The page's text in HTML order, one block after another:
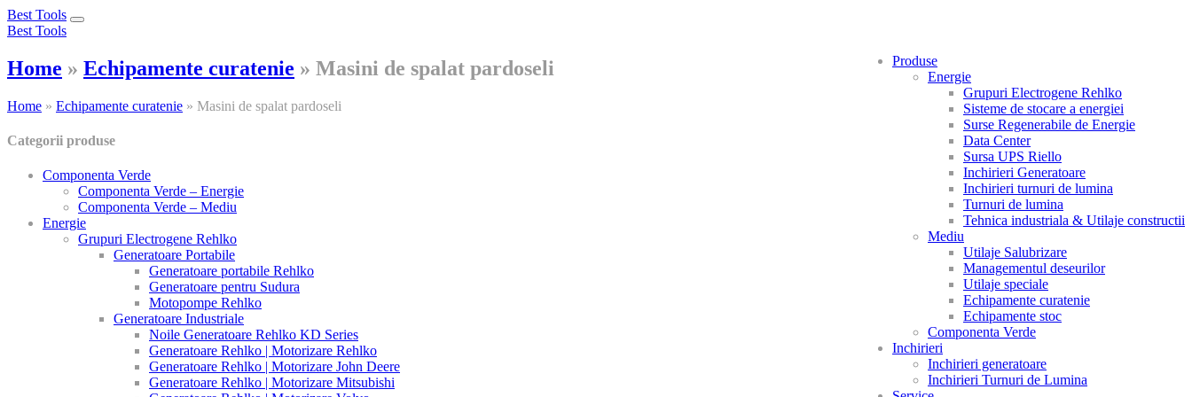
Best Tools
Toggle
Best Tools
Produse
Energie
Grupuri Electrogene Rehlko
Sisteme de stocare a energiei
Surse Regenerabile de Energie
Data Center
Sursa UPS Riello
Inchirieri Generatoare
Inchirieri turnuri de lumina
Turnuri de lumina
Tehnica industriala & Utilaje constructii
Mediu
Utilaje Salubrizare
Managementul deseurilor
Utilaje speciale
Echipamente curatenie
Echipamente stoc
Componenta Verde
Inchirieri
Inchirieri generatoare
Inchirieri Turnuri de Lumina
Home » Echipamente curatenie » Masini de spalat pardoseli
Home » Echipamente curatenie » Masini de spalat pardoseli
Categorii produse
Componenta Verde
Componenta Verde – Energie
Componenta Verde – Mediu
Energie
Grupuri Electrogene Rehlko
Generatoare Portabile
Generatoare portabile Rehlko
Generatoare pentru Sudura
Motopompe Rehlko
Generatoare Industriale
Noile Generatoare Rehlko KD Series
Generatoare Rehlko | Motorizare Rehlko
Generatoare Rehlko | Motorizare John Deere
Generatoare Rehlko | Motorizare Mitsubishi